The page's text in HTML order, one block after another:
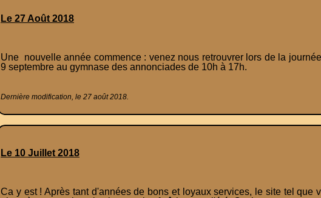
Le 27 Août 2018
Une nouvelle année commence : venez nous retrouvrer lors de la
9 septembre au gymnase des annonciades de 10h à 17h.
Dernière modification, le 27 août 2018.
Le 10 Juillet 2018
Ca y est ! Après tant d'années de bons et loyaux services, le site tel que